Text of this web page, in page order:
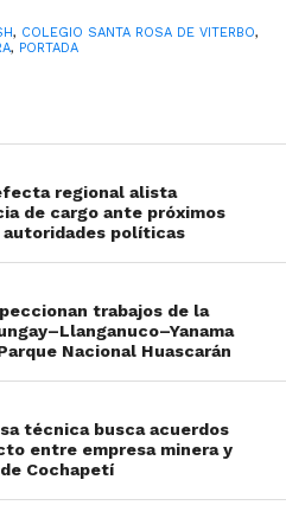
, COLEGIO SANTA ROSA DE VITERBO,
, PORTADA
regional alista
de cargo ante próximos
autoridades políticas
trabajos de la
Nacional Huascarán
técnica busca acuerdos
entre empresa minera y
Cochapetí